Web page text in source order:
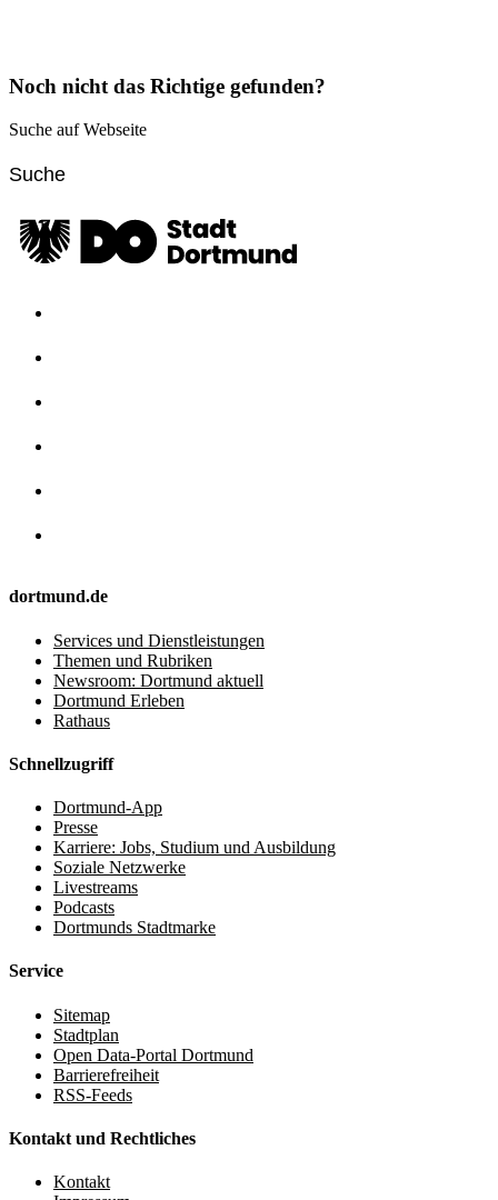
Noch nicht das Richtige gefunden?
Suche auf Webseite
dortmund.de
Services und Dienstleistungen
Themen und Rubriken
Newsroom: Dortmund aktuell
Dortmund Erleben
Rathaus
Schnellzugriff
Dortmund-App
Presse
Karriere: Jobs, Studium und Ausbildung
Soziale Netzwerke
Livestreams
Podcasts
Dortmunds Stadtmarke
Service
Sitemap
Stadtplan
Open Data-Portal Dortmund
Barrierefreiheit
RSS-Feeds
Kontakt und Rechtliches
Kontakt